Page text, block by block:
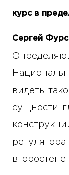
курс в
Сергей
видеть,
сущности,
регулятора